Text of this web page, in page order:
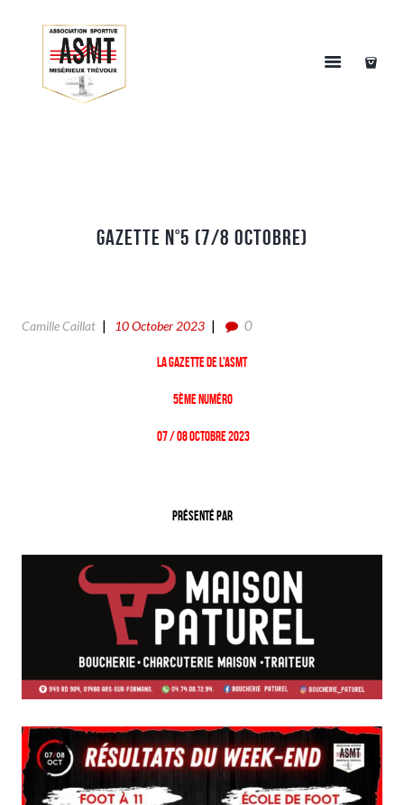
Gazette n°5 (7/8 Octobre)
Camille Caillat 10 October 2023 0
La gazette de l’ASMT
5ème numéro
07 / 08 Octobre 2023
Présenté par